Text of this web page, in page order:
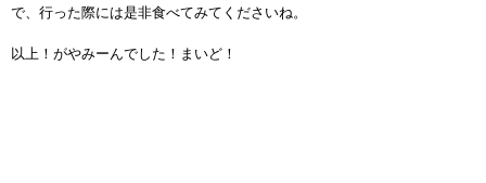
で、行った際には是非食べてみてくださいね。
以上！がやみーんでした！まいど！